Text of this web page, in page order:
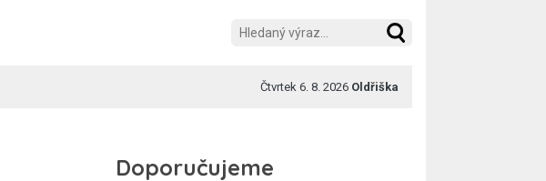
Čtvrtek 6. 8. 2026 Oldřiška